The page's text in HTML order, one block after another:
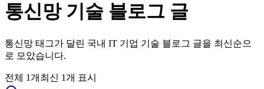
통신망기술 블로그 글
통신망 태그가 달린 국내 IT 기업 기술 블로그 글을 최신순으
로 모았습니다.
전체 1개 최신 1개 표시